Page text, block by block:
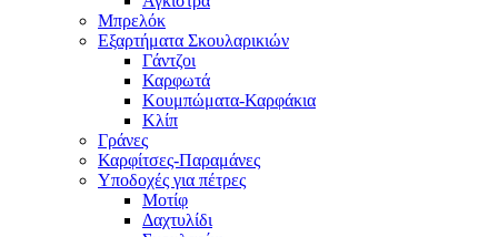
Μπρελόκ
Εξαρτήματα Σκουλαρικιών
Γάντζοι
Καρφωτά
Κουμπώματα-Καρφάκια
Κλίπ
Γράνες
Καρφίτσες-Παραμάνες
Υποδοχές για πέτρες
Μοτίφ
Δαχτυλίδι